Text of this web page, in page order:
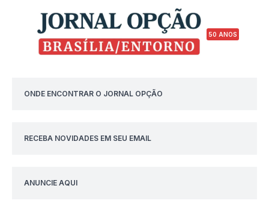
50 ANOS
ONDE ENCONTRAR O JORNAL OPÇÃO
RECEBA NOVIDADES EM SEU EMAIL
ANUNCIE AQUI